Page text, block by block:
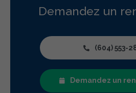
Demandez un
(604) 553-
Demandez un